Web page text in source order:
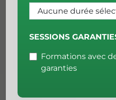
SESSIONS
Formations avec
garanties